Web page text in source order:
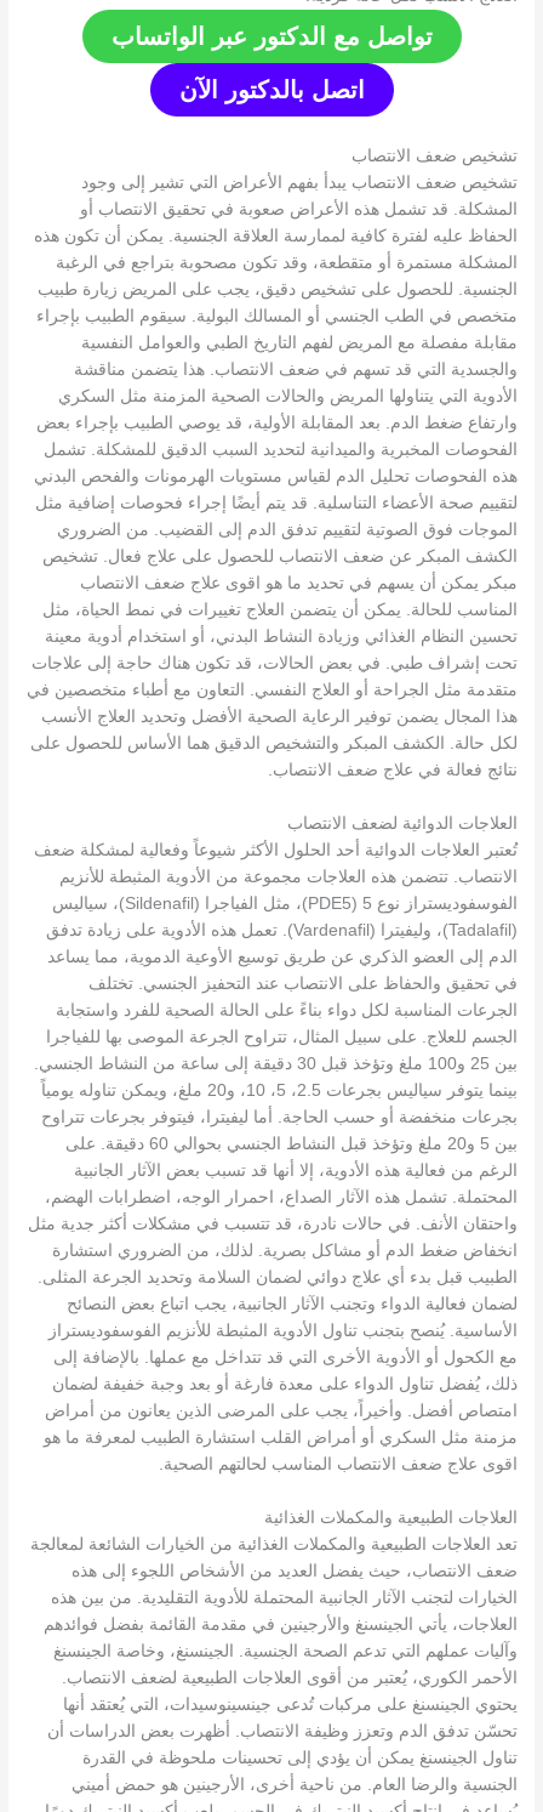
تواصل مع الدكتور عبر الواتساب
اتصل بالدكتور الآن
تشخيص ضعف الانتصاب
تشخيص ضعف الانتصاب يبدأ بفهم الأعراض التي تشير إلى وجود
المشكلة. قد تشمل هذه الأعراض صعوبة في تحقيق الانتصاب أو
الحفاظ عليه لفترة كافية لممارسة العلاقة الجنسية. يمكن أن تكون هذه
المشكلة مستمرة أو متقطعة، وقد تكون مصحوبة بتراجع في الرغبة
الجنسية. للحصول على تشخيص دقيق، يجب على المريض زيارة طبيب
متخصص في الطب الجنسي أو المسالك البولية. سيقوم الطبيب بإجراء
مقابلة مفصلة مع المريض لفهم التاريخ الطبي والعوامل النفسية
والجسدية التي قد تسهم في ضعف الانتصاب. هذا يتضمن مناقشة
الأدوية التي يتناولها المريض والحالات الصحية المزمنة مثل السكري
وارتفاع ضغط الدم. بعد المقابلة الأولية، قد يوصي الطبيب بإجراء بعض
الفحوصات المخبرية والميدانية لتحديد السبب الدقيق للمشكلة. تشمل
هذه الفحوصات تحليل الدم لقياس مستويات الهرمونات والفحص البدني
لتقييم صحة الأعضاء التناسلية. قد يتم أيضًا إجراء فحوصات إضافية مثل
الموجات فوق الصوتية لتقييم تدفق الدم إلى القضيب. من الضروري
الكشف المبكر عن ضعف الانتصاب للحصول على علاج فعال. تشخيص
مبكر يمكن أن يسهم في تحديد ما هو اقوى علاج ضعف الانتصاب
المناسب للحالة. يمكن أن يتضمن العلاج تغييرات في نمط الحياة، مثل
تحسين النظام الغذائي وزيادة النشاط البدني، أو استخدام أدوية معينة
تحت إشراف طبي. في بعض الحالات، قد تكون هناك حاجة إلى علاجات
متقدمة مثل الجراحة أو العلاج النفسي. التعاون مع أطباء متخصصين في
هذا المجال يضمن توفير الرعاية الصحية الأفضل وتحديد العلاج الأنسب
لكل حالة. الكشف المبكر والتشخيص الدقيق هما الأساس للحصول على
نتائج فعالة في علاج ضعف الانتصاب.
العلاجات الدوائية لضعف الانتصاب
تُعتبر العلاجات الدوائية أحد الحلول الأكثر شيوعاً وفعالية لمشكلة ضعف
الانتصاب. تتضمن هذه العلاجات مجموعة من الأدوية المثبطة للأنزيم
الفوسفوديستراز نوع 5 (PDE5)، مثل الفياجرا (Sildenafil)، سياليس
(Tadalafil)، وليفيترا (Vardenafil). تعمل هذه الأدوية على زيادة تدفق
الدم إلى العضو الذكري عن طريق توسيع الأوعية الدموية، مما يساعد
في تحقيق والحفاظ على الانتصاب عند التحفيز الجنسي. تختلف
الجرعات المناسبة لكل دواء بناءً على الحالة الصحية للفرد واستجابة
الجسم للعلاج. على سبيل المثال، تتراوح الجرعة الموصى بها للفياجرا
بين 25 و100 ملغ وتؤخذ قبل 30 دقيقة إلى ساعة من النشاط الجنسي.
بينما يتوفر سياليس بجرعات 2.5، 5، 10، و20 ملغ، ويمكن تناوله يومياً
بجرعات منخفضة أو حسب الحاجة. أما ليفيترا، فيتوفر بجرعات تتراوح
بين 5 و20 ملغ وتؤخذ قبل النشاط الجنسي بحوالي 60 دقيقة. على
الرغم من فعالية هذه الأدوية، إلا أنها قد تسبب بعض الآثار الجانبية
المحتملة. تشمل هذه الآثار الصداع، احمرار الوجه، اضطرابات الهضم،
واحتقان الأنف. في حالات نادرة، قد تتسبب في مشكلات أكثر جدية مثل
انخفاض ضغط الدم أو مشاكل بصرية. لذلك، من الضروري استشارة
الطبيب قبل بدء أي علاج دوائي لضمان السلامة وتحديد الجرعة المثلى.
لضمان فعالية الدواء وتجنب الآثار الجانبية، يجب اتباع بعض النصائح
الأساسية. يُنصح بتجنب تناول الأدوية المثبطة للأنزيم الفوسفوديستراز
مع الكحول أو الأدوية الأخرى التي قد تتداخل مع عملها. بالإضافة إلى
ذلك، يُفضل تناول الدواء على معدة فارغة أو بعد وجبة خفيفة لضمان
امتصاص أفضل. وأخيراً، يجب على المرضى الذين يعانون من أمراض
مزمنة مثل السكري أو أمراض القلب استشارة الطبيب لمعرفة ما هو
اقوى علاج ضعف الانتصاب المناسب لحالتهم الصحية.
العلاجات الطبيعية والمكملات الغذائية
تعد العلاجات الطبيعية والمكملات الغذائية من الخيارات الشائعة لمعالجة
ضعف الانتصاب، حيث يفضل العديد من الأشخاص اللجوء إلى هذه
الخيارات لتجنب الآثار الجانبية المحتملة للأدوية التقليدية. من بين هذه
العلاجات، يأتي الجينسنغ والأرجينين في مقدمة القائمة بفضل فوائدهم
وآليات عملهم التي تدعم الصحة الجنسية. الجينسنغ، وخاصة الجينسنغ
الأحمر الكوري، يُعتبر من أقوى العلاجات الطبيعية لضعف الانتصاب.
يحتوي الجينسنغ على مركبات تُدعى جينسينوسيدات، التي يُعتقد أنها
تحسّن تدفق الدم وتعزز وظيفة الانتصاب. أظهرت بعض الدراسات أن
تناول الجينسنغ يمكن أن يؤدي إلى تحسينات ملحوظة في القدرة
الجنسية والرضا العام. من ناحية أخرى، الأرجينين هو حمض أميني